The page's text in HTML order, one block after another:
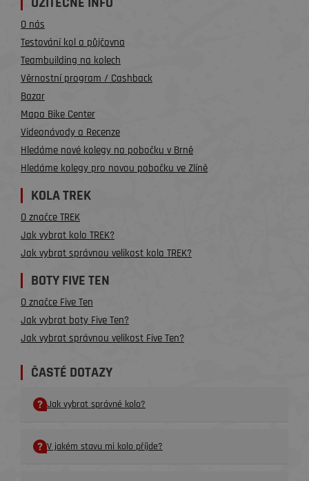
O nás
Testování kol a půjčovna
Teambuilding na kolech
Věrnostní program / Cashback
Bazar
Mapa Bike Center
Videonávody a Recenze
Hledáme nové kolegy na pobočku v Brně
Hledáme kolegy pro novou pobočku ve Zlíně
KOLA TREK
O značce TREK
Jak vybrat kolo TREK?
Jak vybrat správnou velikost kola TREK?
BOTY FIVE TEN
O značce Five Ten
Jak vybrat boty Five Ten?
Jak vybrat správnou velikost Five Ten?
ČASTÉ DOTAZY
Jak vybrat správné kolo?
V jakém stavu mi kolo příjde?